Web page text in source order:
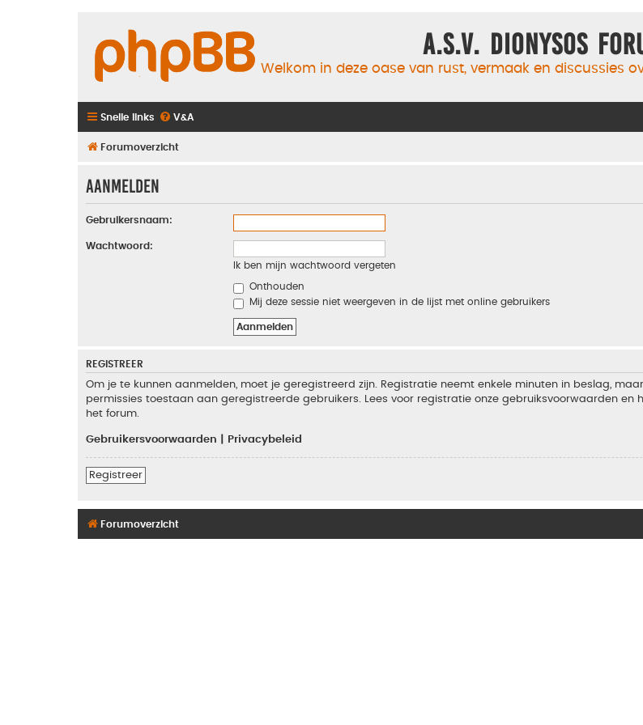
A.S.V. Dionysos
Welkom in deze oase van rust, vermaak en discussies
Snelle links V&A
Forumoverzicht
Aanmelden
Gebruikersnaam:
Wachtwoord:
Ik ben mijn wachtwoord vergeten
Onthouden
Mij deze sessie niet weergeven in de lijst met online gebruikers
REGISTREER
Om je te kunnen aanmelden, moet je geregistreerd zijn. Registratie neemt enkele minuten in beslag,
permissies toestaan aan geregistreerde gebruikers. Lees voor registratie onze gebruiksvoorwaarden
het forum.
Gebruikersvoorwaarden Privacybeleid
Registreer
Forumoverzicht